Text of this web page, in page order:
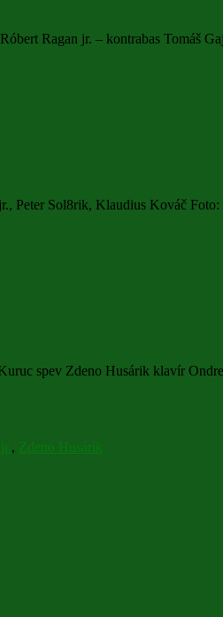
Ragan jr. – kontrabas Tomáš
Peter Sol8rik, Klaudius Kováč
spev Zdeno Husárik klavír
, Zdeno Husárik